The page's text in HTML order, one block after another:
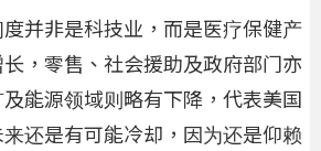
并非是科技业，而是医疗保健产
，零售、社会援助及政府部门亦
能源领域则略有下降，代表美国
还是有可能冷却，因为还是仰赖